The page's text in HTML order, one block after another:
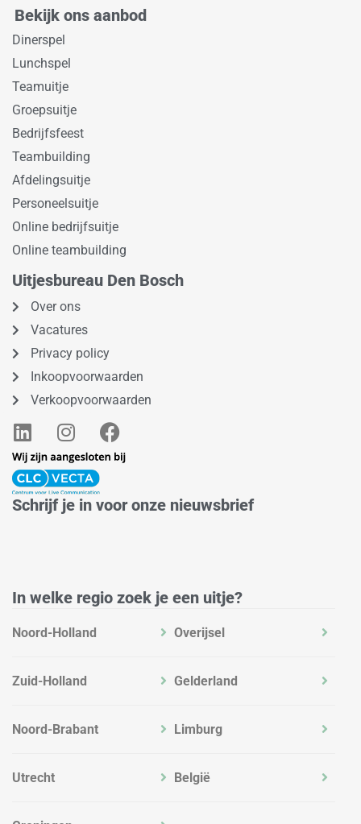
Bekijk ons aanbod
Dinerspel
Lunchspel
Teamuitje
Groepsuitje
Bedrijfsfeest
Teambuilding
Afdelingsuitje
Personeelsuitje
Online bedrijfsuitje
Online teambuilding
Uitjesbureau Den Bosch
Over ons
Vacatures
Privacy policy
Inkoopvoorwaarden
Verkoopvoorwaarden
L
i
n
k
e
I
n
s
t
a
F
a
c
b
Schrijf je in voor onze nieuwsbrief
In welke regio zoek je een uitje?
Noord-Holland
Zuid-Holland
Noord-Brabant
Utrecht
Overijsel
Gelderland
Limburg
België